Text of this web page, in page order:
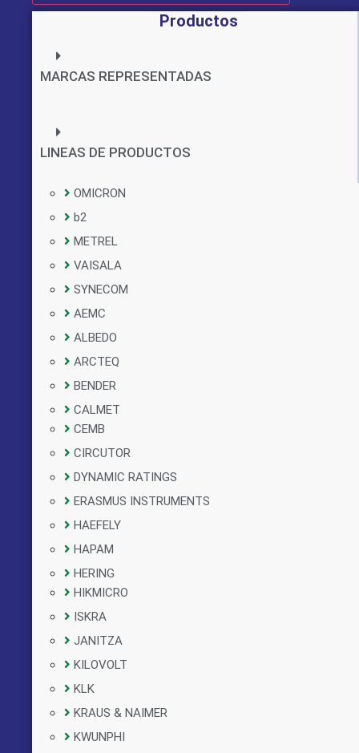
Productos
MARCAS REPRESENTADAS
LINEAS DE PRODUCTOS
OMICRON
b2
METREL
VAISALA
SYNECOM
AEMC
ALBEDO
ARCTEQ
BENDER
CALMET
CEMB
CIRCUTOR
DYNAMIC RATINGS
ERASMUS INSTRUMENTS
HAEFELY
HAPAM
HERING
HIKMICRO
ISKRA
JANITZA
KILOVOLT
KLK
KRAUS & NAIMER
KWUNPHI